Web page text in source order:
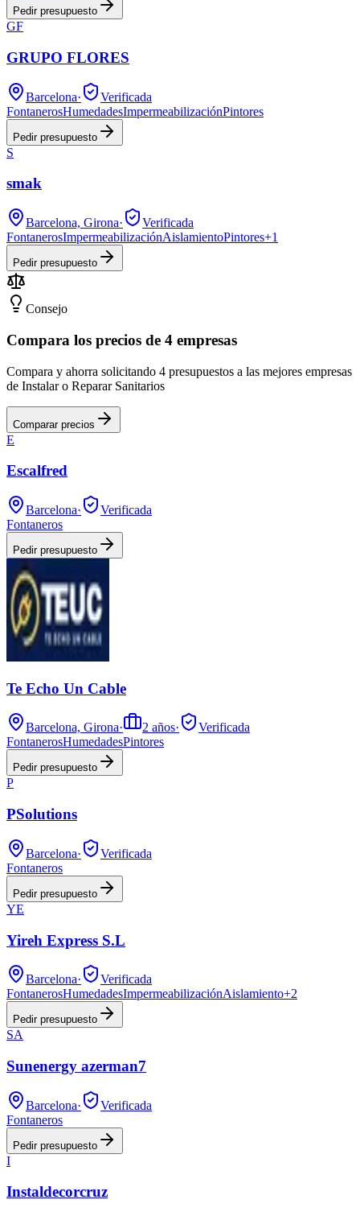
Pedir presupuesto
GF
GRUPO FLORES
Barcelona·
Verificada
FontanerosHumedadesImpermeabilizaciónPintores
Pedir presupuesto
S
smak
Barcelona, Girona·
Verificada
FontanerosImpermeabilizaciónAislamientoPintores+1
Pedir presupuesto
Consejo
Compara los precios de 4 empresas
Compara y ahorra solicitando 4 presupuestos a las mejores empresas
de Instalar o Reparar Sanitarios
Comparar precios
E
Escalfred
Barcelona·
Verificada
Fontaneros
Pedir presupuesto
Te Echo Un Cable
Barcelona, Girona· 2 años·
Verificada
FontanerosHumedadesPintores
Pedir presupuesto
P
PSolutions
Barcelona·
Verificada
Fontaneros
Pedir presupuesto
YE
Yireh Express S.L
Barcelona·
Verificada
FontanerosHumedadesImpermeabilizaciónAislamiento+2
Pedir presupuesto
SA
Sunenergy azerman7
Barcelona·
Verificada
Fontaneros
Pedir presupuesto
I
Instaldecorcruz